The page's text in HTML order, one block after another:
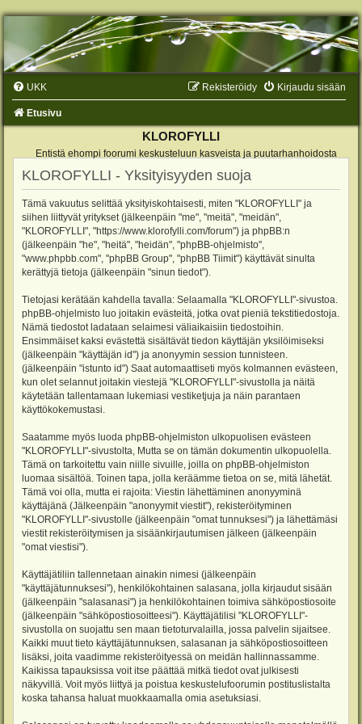
UKK Kirjaudu sisään
Rekisteröidy
Etusivu
KLOROFYLLI
Entistä ehompi foorumi keskusteluun kasveista ja puutarhanhoidosta
KLOROFYLLI - Yksityisyyden suoja
Tämä vakuutus selittää yksityiskohtaisesti, miten "KLOROFYLLI" ja
siihen liittyvät yritykset (jälkeenpäin "me", "meitä", "meidän",
"KLOROFYLLI", "https://www.klorofylli.com/forum") ja phpBB:n
(jälkeenpäin "he", "heitä", "heidän", "phpBB-ohjelmisto",
"www.phpbb.com", "phpBB Group", "phpBB Tiimit") käyttävät sinulta
kerättyjä tietoja (jälkeenpäin "sinun tiedot").
Tietojasi kerätään kahdella tavalla: Selaamalla "KLOROFYLLI"-sivustoa.
phpBB-ohjelmisto luo joitakin evästeitä, jotka ovat pieniä tekstitiedostoja.
Nämä tiedostot ladataan selaimesi väliaikaisiin tiedostoihin.
Ensimmäiset kaksi evästettä sisältävät tiedon käyttäjän yksilöimiseksi
(jälkeenpäin "käyttäjän id") ja anonyymin session tunnisteen.
(jälkeenpäin "istunto id") Saat automaattiseti myös kolmannen evästeen,
kun olet selannut joitakin viestejä "KLOROFYLLI"-sivustolla ja näitä
käytetään tallentamaan lukemiasi vestiketjuja ja näin parantaen
käyttökokemustasi.
Saatamme myös luoda phpBB-ohjelmiston ulkopuolisen evästeen
"KLOROFYLLI"-sivustolta, Mutta se on tämän dokumentin ulkopuolella.
Tämä on tarkoitettu vain niille sivuille, joilla on phpBB-ohjelmiston
luomaa sisältöä. Toinen tapa, jolla keräämme tietoa on se, mitä lähetät.
Tämä voi olla, mutta ei rajoita: Viestin lähettäminen anonyyminä
käyttäjänä (Jälkeenpäin "anonyymit viestit"), rekisteröityminen
"KLOROFYLLI"-sivustolle (jälkeenpäin "omat tunnuksesi") ja lähettämäsi
viestit rekisteröitymisen ja sisäänkirjautumisen jälkeen (jälkeenpäin
"omat viestisi").
Käyttäjätiliin tallennetaan ainakin nimesi (jälkeenpäin
"käyttäjätunnuksesi"), henkilökohtainen salasana, jolla kirjaudut sisään
(jälkeenpäin "salasanasi") ja henkilökohtainen toimiva sähköpostiosoite
(jälkeenpäin "sähköpostiosoitteesi"). Käyttäjätilisi "KLOROFYLLI"-
sivustolla on suojattu sen maan tietoturvalailla, jossa palvelin sijaitsee.
Kaikki muut tieto käyttäjätunnuksen, salasanan ja sähköpostiosoitteen
lisäksi, joita vaadimme rekisteröityessä on meidän hallinnassamme.
Kaikissa tapauksissa voit itse päättää mitkä tiedot ovat julkisesti
näkyvillä. Voit myös liittyä ja poistua keskustelufoorumin postituslistalta
koska tahansa haluat muokkaamalla omia asetuksiasi.